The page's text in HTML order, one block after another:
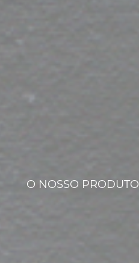
O NOSSO PRODUTO